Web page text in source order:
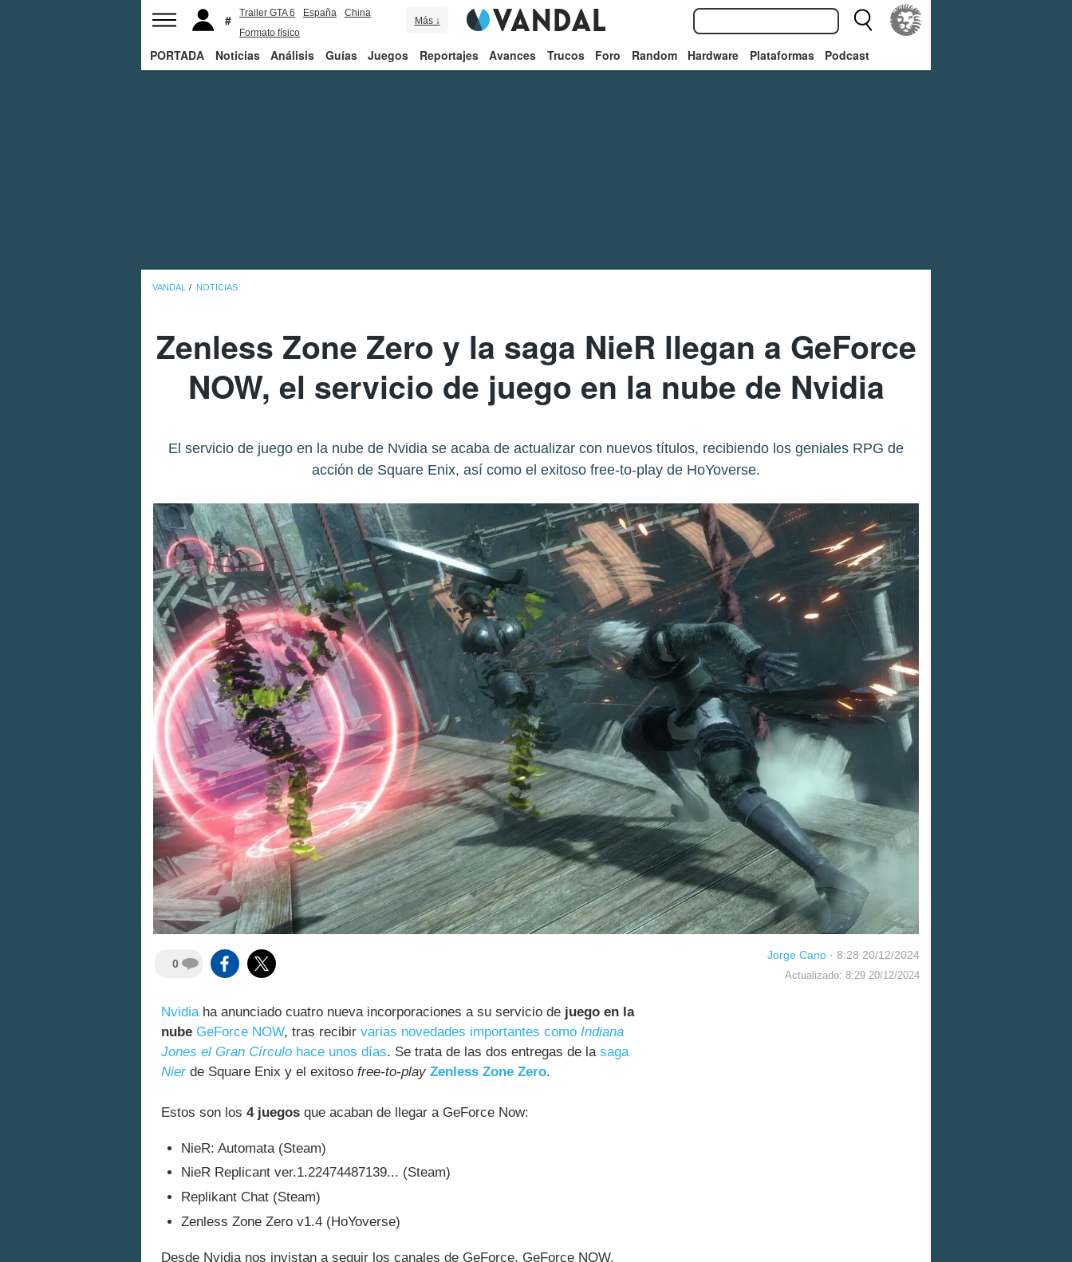
Trailer GTA 6 España
China
Formato físico
Más ↓
PORTADA Noticias Análisis Guías Juegos Reportajes Avances Trucos Foro Random Hardware Plataformas Podcast
VANDAL NOTICIAS
Zenless Zone Zero y la saga NieR llegan a GeForce
NOW, el servicio de juego en la nube de Nvidia
El servicio de juego en la nube de Nvidia se acaba de actualizar con nuevos títulos, recibiendo los geniales RPG de
acción de Square Enix, así como el exitoso free-to-play de HoYoverse.
0
Jorge Cano · 8:28 20/12/2024
Actualizado: 8:29 20/12/2024
Nvidiaha anunciado cuatro nueva incorporaciones a su servicio de juego en la
nube GeForce NOW, tras recibir varias novedades importantes como Indiana
Jones el Gran Círculo hace unos días. Se trata de las dos entregas de la saga
Nierde Square Enix y el exitoso free-to-play Zenless Zone Zero.
Estos son los 4 juegos que acaban de llegar a GeForce Now:
NieR: Automata (Steam)
NieR Replicant ver.1.22474487139... (Steam)
Replikant Chat (Steam)
Zenless Zone Zero v1.4 (HoYoverse)
Desde Nvidia nos invistan a seguir los canales de GeForce, GeForce NOW,